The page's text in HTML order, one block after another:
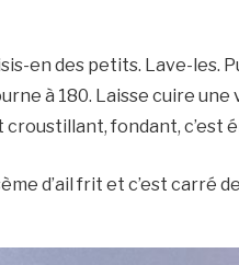
en des petits. Lave-les.
à 180. Laisse cuire
croustillant, fondant, c’est
d’ail frit et c’est carré